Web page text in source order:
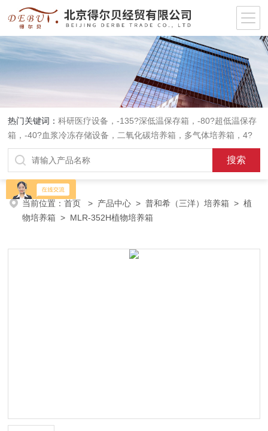
热门关键词：科研医疗设备，-135?深低温保存箱，-80?超低温保存
箱，-40?血浆冷冻存储设备，二氧化碳培养箱，多气体培养箱，4?
血液冷藏箱，药品冷藏箱；实验室设备，环境实验箱，植物培养箱，
高温恒温培养箱，低温恒温培养箱，碎花型制冰机；消毒灭菌设备，
高压蒸汽灭菌器等。
当前位置：首页 > 产品中心 >普和希（三洋）培养箱 >植
物培养箱 > MLR-352H植物培养箱